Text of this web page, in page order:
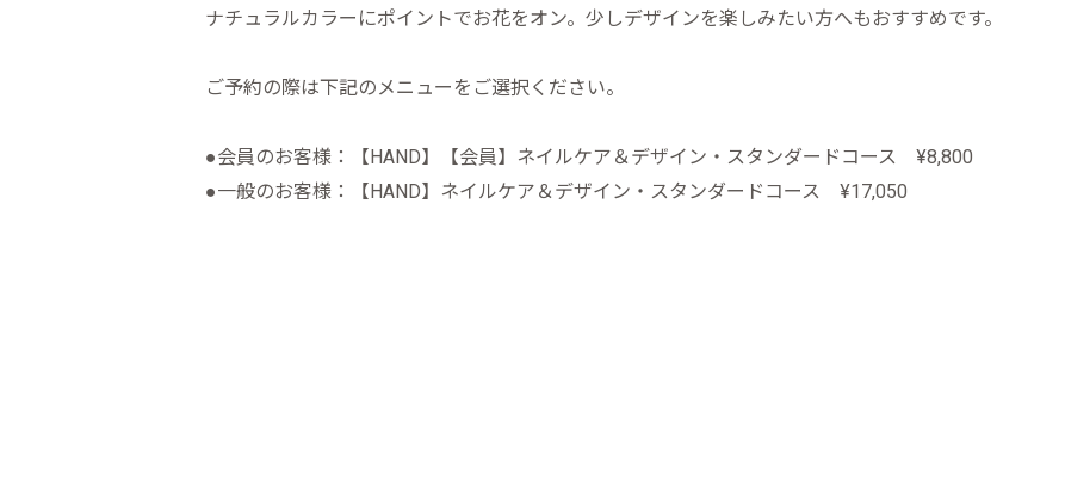
ナチュラルカラーにポイントでお花をオン。少しデザインを楽しみたい方へもおすすめです。
ご予約の際は下記のメニューをご選択ください。
●会員のお客様：【HAND】【会員】ネイルケア＆デザイン・スタンダードコース ¥8,800
●一般のお客様：【HAND】ネイルケア＆デザイン・スタンダードコース ¥17,050